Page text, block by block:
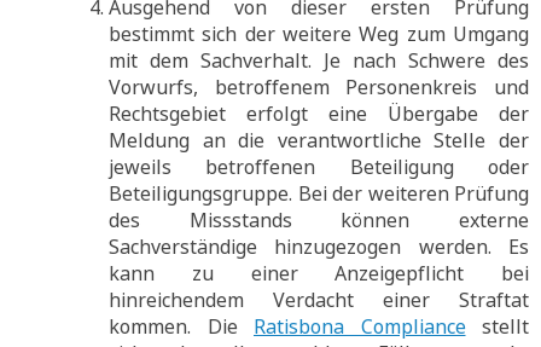
Ausgehend von dieser ersten Prüfung
bestimmt sich der weitere Weg zum Umgang
mit dem Sachverhalt. Je nach Schwere des
Vorwurfs, betroffenem Personenkreis und
Rechtsgebiet erfolgt eine Übergabe der
Meldung an die verantwortliche Stelle der
jeweils betroffenen Beteiligung oder
Beteiligungsgruppe. Bei der weiteren Prüfung
des Missstands können externe
Sachverständige hinzugezogen werden. Es
kann zu einer Anzeigepflicht bei
hinreichendem Verdacht einer Straftat
kommen. Die Ratisbona Compliancestellt